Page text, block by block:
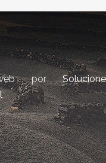
web por